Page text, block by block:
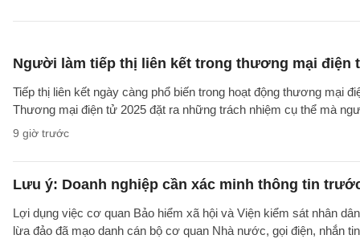
Người làm tiếp thị liên kết trong thương mại điện
Tiếp thị liên kết ngày càng phổ biến trong hoạt động thương mại
Thương mại điện tử 2025 đặt ra những trách nhiệm cụ thể mà
9 giờ trước
Lưu ý: Doanh nghiệp cần xác minh thông tin
Lợi dụng việc cơ quan Bảo hiểm xã hội và Viện kiểm sát nhân
lừa đảo đã mạo danh cán bộ cơ quan Nhà nước, gọi điện, nhắn